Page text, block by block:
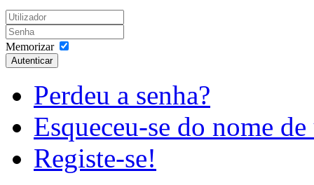
Memorizar
Autenticar
Perdeu a senha?
Esqueceu-se do nome
Registe-se!